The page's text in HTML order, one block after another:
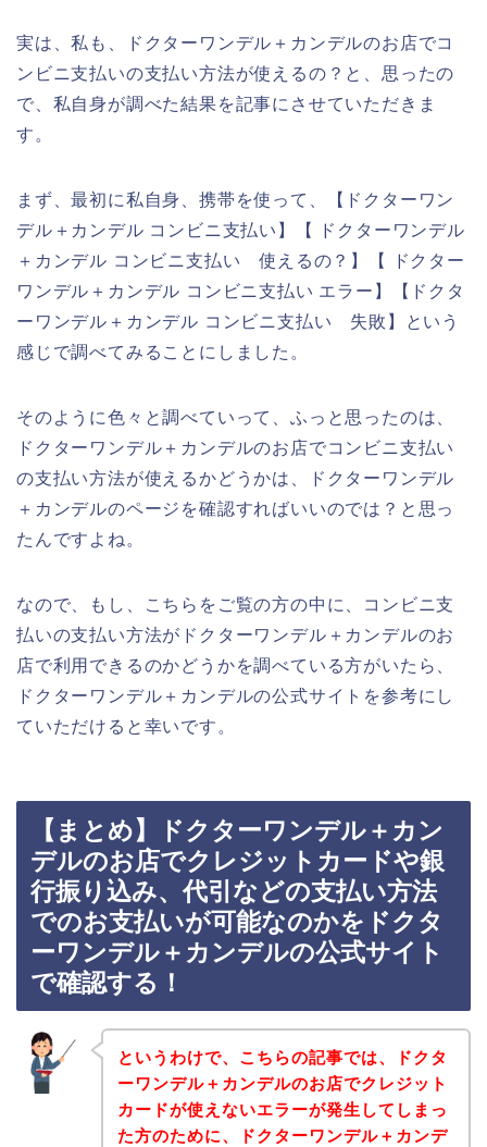
実は、私も、ドクターワンデル＋カンデルのお店でコ
ンビニ支払いの支払い方法が使えるの？と、思ったの
で、私自身が調べた結果を記事にさせていただきま
す。
まず、最初に私自身、携帯を使って、【ドクターワン
デル＋カンデル コンビニ支払い】【 ドクターワンデル
＋カンデル コンビニ支払い 使えるの？】【 ドクター
ワンデル＋カンデル コンビニ支払い エラー】【ドクタ
ーワンデル＋カンデル コンビニ支払い 失敗】という
感じで調べてみることにしました。
そのように色々と調べていって、ふっと思ったのは、
ドクターワンデル＋カンデルのお店でコンビニ支払い
の支払い方法が使えるかどうかは、ドクターワンデル
＋カンデルのページを確認すればいいのでは？と思っ
たんですよね。
なので、もし、こちらをご覧の方の中に、コンビニ支
払いの支払い方法がドクターワンデル＋カンデルのお
店で利用できるのかどうかを調べている方がいたら、
ドクターワンデル＋カンデルの公式サイトを参考にし
ていただけると幸いです。
【まとめ】ドクターワンデル＋カン
デルのお店でクレジットカードや銀
行振り込み、代引などの支払い方法
でのお支払いが可能なのかをドクタ
ーワンデル＋カンデルの公式サイト
で確認する！
というわけで、こちらの記事では、ドクタ
ーワンデル＋カンデルのお店でクレジット
カードが使えないエラーが発生してしまっ
た方のために、ドクターワンデル＋カンデ